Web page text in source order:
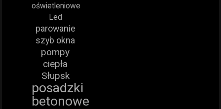
oświetleniowe
Led
parowanie
szyb okna
pompy
ciepła
Słupsk
posadzki
betonowe